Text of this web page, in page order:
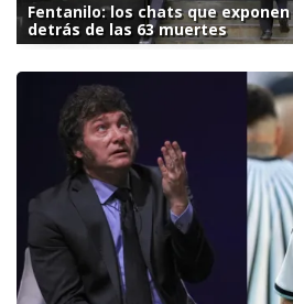
Fentanilo: los chats que
detrás de las 63 muertes